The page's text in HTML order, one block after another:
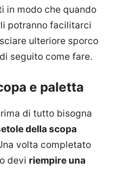
in modo che quando
potranno facilitarci
ulteriore sporco
seguito come fare.
e paletta
di tutto bisogna
della scopa
volta completato
devi riempire una